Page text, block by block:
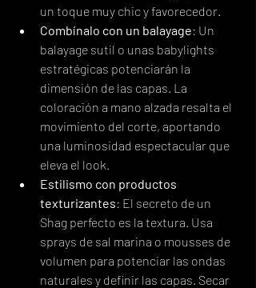
un toque muy chic y favorecedor.
Combínalo con un balayage: Un
balayage sutil o unas babylights
estratégicas potenciarán la
dimensión de las capas. La
coloración a mano alzada resalta el
movimiento del corte, aportando
una luminosidad espectacular que
eleva el look.
Estilismo con productos
texturizantes: El secreto de un
Shag perfecto es la textura. Usa
sprays de sal marina o mousses de
volumen para potenciar las ondas
naturales y definir las capas. Secar